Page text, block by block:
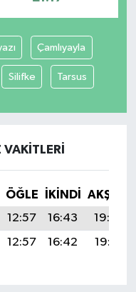
Çamlıyayla
Silifke Tarsus
ÖĞLE İKINDI
AKŞAM
12:57 16:43
19:52
12:57 16:42 19:51